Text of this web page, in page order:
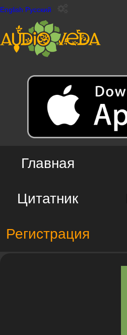
English Русский
Главная
Цитатник
Регистрация